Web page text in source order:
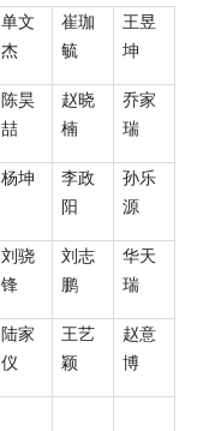
单文
杰
崔珈
毓
王昱
坤
陈昊
喆
赵晓
楠
乔家
瑞
杨坤
李政
阳
孙乐
源
刘骁
锋
刘志
鹏
华天
瑞
陆家
仪
王艺
颖
赵意
博